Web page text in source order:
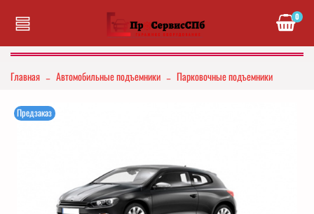
0
Главная Автомобильные подъемники Парковочные подъемники
Предзаказ